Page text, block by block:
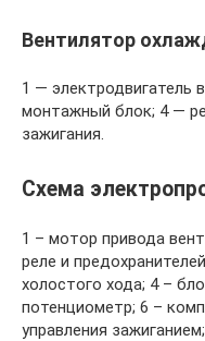
Вентилятор
1 — электродвигатель
монтажный блок; 4 —
зажигания.
Схема
1 – мотор привода
реле и
холостого хода; 4 –
потенциометр; 6 –
управления